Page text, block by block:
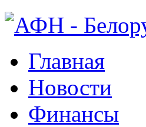
Главная
Новости
Финансы